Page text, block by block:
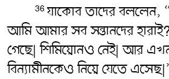
36যাকোব তাদের বললেন,
আমি আমার সব সন্তানদের
গেছে| শিমিয়োনও নেই| আর
বিন্যামীনকেও নিয়ে যেতে